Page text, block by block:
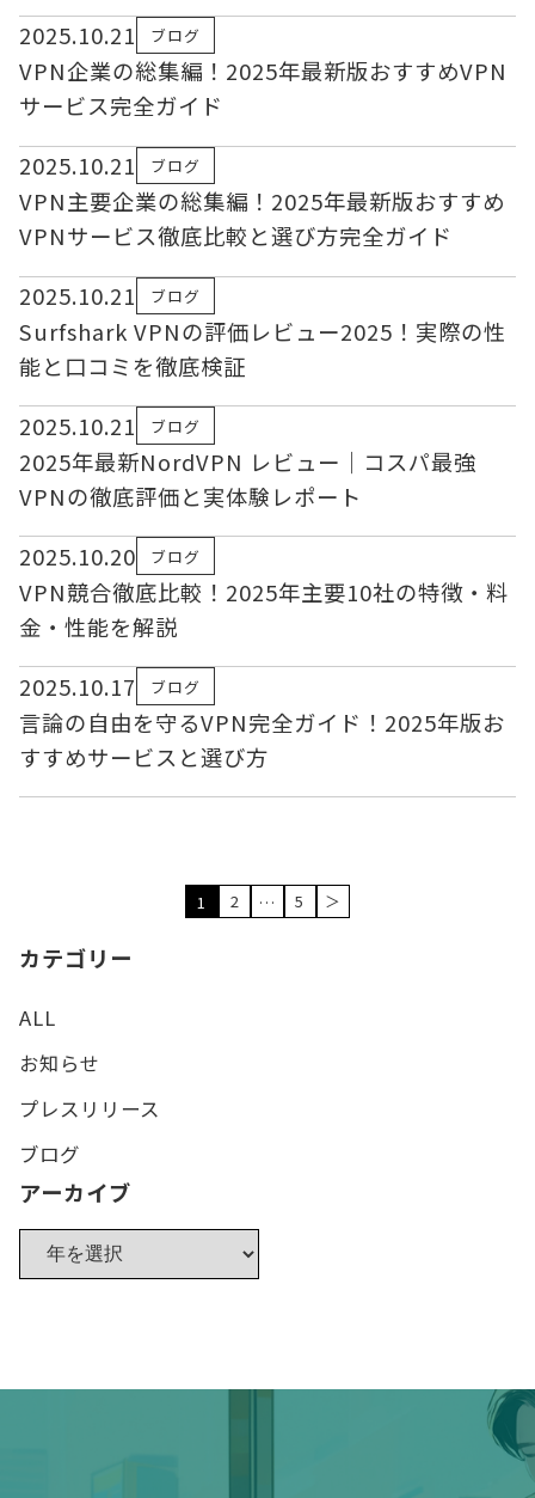
2025.10.21
ブログ
VPN企業の総集編！2025年最新版おすすめVPN
サービス完全ガイド
2025.10.21
ブログ
VPN主要企業の総集編！2025年最新版おすすめ
VPNサービス徹底比較と選び方完全ガイド
2025.10.21
ブログ
Surfshark VPNの評価レビュー2025！実際の性
能と口コミを徹底検証
2025.10.21
ブログ
2025年最新NordVPN レビュー｜コスパ最強
VPNの徹底評価と実体験レポート
2025.10.20
ブログ
VPN競合徹底比較！2025年主要10社の特徴・料
金・性能を解説
2025.10.17
ブログ
言論の自由を守るVPN完全ガイド！2025年版お
すすめサービスと選び方
1 2 … 5 ＞
カテゴリー
ALL
お知らせ
プレスリリース
ブログ
アーカイブ